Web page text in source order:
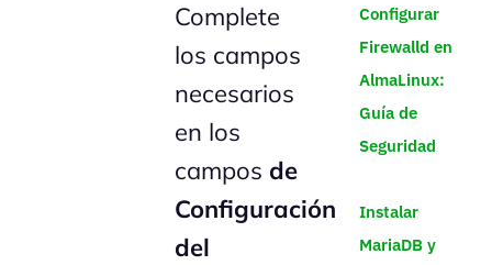
Complete
los campos
necesarios
en los
campos de
Configuración
del
Configurar
Firewalld en
AlmaLinux:
Guía de
Seguridad
Instalar
MariaDB y